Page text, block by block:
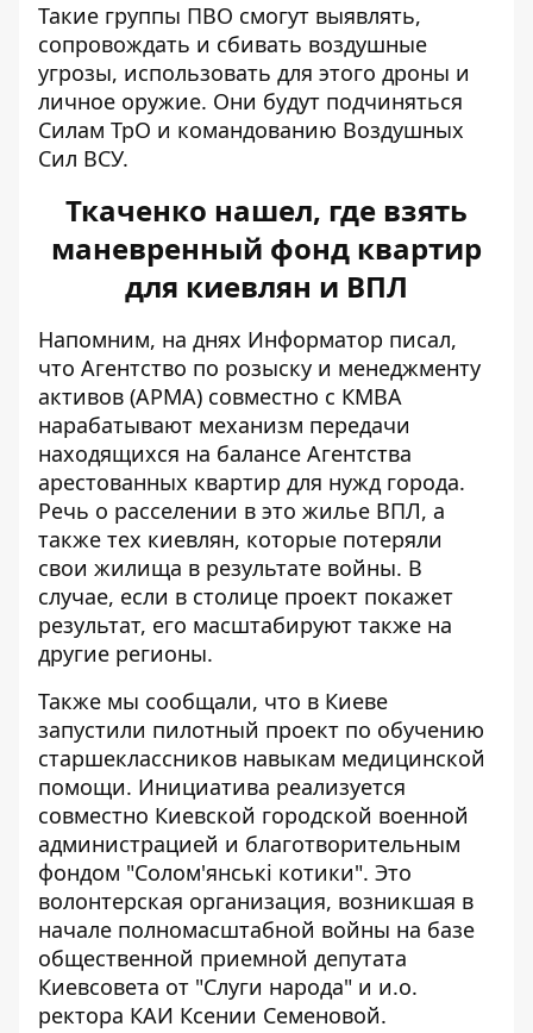
Такие группы ПВО смогут выявлять,
сопровождать и сбивать воздушные
угрозы, использовать для этого дроны и
личное оружие. Они будут подчиняться
Силам ТрО и командованию Воздушных
Сил ВСУ.
Ткаченко нашел, где взять
маневренный фонд квартир
для киевлян и ВПЛ
Напомним, на днях Информатор писал,
что Агентство по розыску и менеджменту
активов (АРМА) совместно с КМВА
нарабатывают механизм передачи
находящихся на балансе Агентства
арестованных квартир для нужд города.
Речь о расселении в это жилье ВПЛ, а
также тех киевлян, которые потеряли
свои жилища в результате войны. В
случае, если в столице проект покажет
результат, его масштабируют также на
другие регионы.
Также мы сообщали, что в Киеве
запустили пилотный проект по обучению
старшеклассников навыкам медицинской
помощи. Инициатива реализуется
совместно Киевской городской военной
администрацией и благотворительным
фондом "Солом'янські котики". Это
волонтерская организация, возникшая в
начале полномасштабной войны на базе
общественной приемной депутата
Киевсовета от "Слуги народа" и и.о.
ректора КАИ Ксении Семеновой.